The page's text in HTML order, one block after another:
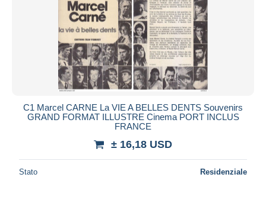
C1 Marcel CARNE La VIE A BELLES DENTS Souvenirs
GRAND FORMAT ILLUSTRE Cinema PORT INCLUS
FRANCE
± 16,18 USD
Stato Residenziale